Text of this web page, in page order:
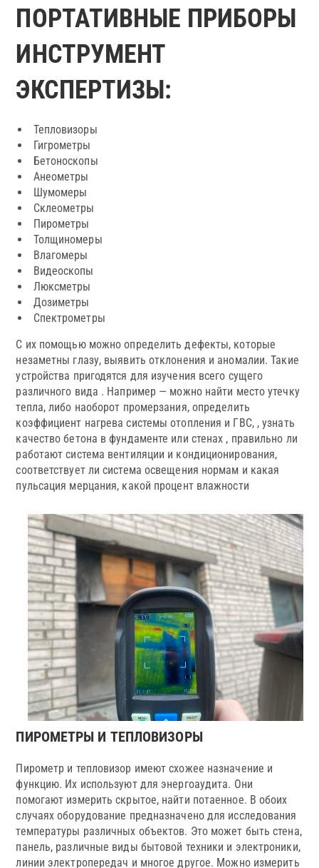
ПОРТАТИВНЫЕ ПРИБОРЫ
ИНСТРУМЕНТ
ЭКСПЕРТИЗЫ:
Тепловизоры
Гигрометры
Бетоноскопы
Анеометры
Шумомеры
Склеометры
Пирометры
Толщиномеры
Влагомеры
Видеоскопы
Люксметры
Дозиметры
Спектрометры
С их помощью можно определить дефекты, которые
незаметны глазу, выявить отклонения и аномалии. Такие
устройства пригодятся для изучения всего сущего
различного вида . Например — можно найти место утечку
тепла, либо наоборот промерзания, определить
коэффициент нагрева системы отопления и ГВС, , узнать
качество бетона в фундаменте или стенах , правильно ли
работают система вентиляции и кондиционирования,
соответствует ли система освещения нормам и какая
пульсация мерцания, какой процент влажности
ПИРОМЕТРЫ И ТЕПЛОВИЗОРЫ
Пирометр и тепловизор имеют схожее назначение и
функцию. Их используют для энергоаудита. Они
помогают измерить скрытое, найти потаенное. В обоих
случаях оборудование предназначено для исследования
температуры различных объектов. Это может быть стена,
панель, различные виды бытовой техники и электроники,
линии электропередач и многое другое. Можно измерить